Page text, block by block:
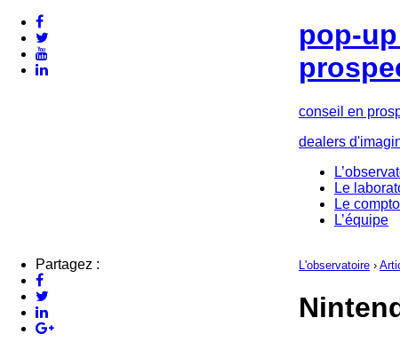
pop-
conseil en
dealers
Le
Le
L’équipe
Partagez : L'observatoire ›